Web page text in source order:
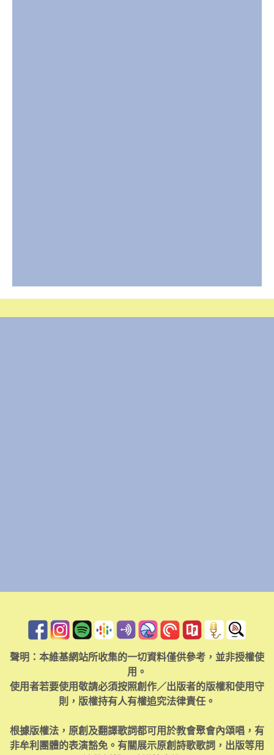
聲明：本維基網站所收集的一切資料僅供參考，並非授權使
用。
使用者若要使用敬請必須按照創作／出版者的版權和使用守
則，版權持有人有權追究法律責任。
根據版權法，原創及翻譯歌詞都可用於教會聚會內頌唱，有
非牟利團體的表演豁免。有關展示原創詩歌歌詞，出版等用